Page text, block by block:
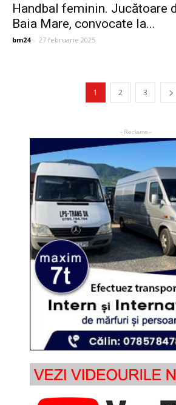
Handbal feminin. Jucătoare
Baia Mare, convocate la...
bm24 - 27 februarie 2025
1 2 3
- Reclame -